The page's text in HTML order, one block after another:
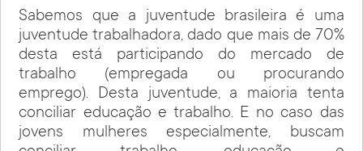
Sabemos que a juventude brasileira é uma
juventude trabalhadora, dado que mais de 70%
desta está participando do mercado de
trabalho (empregada ou procurando
emprego). Desta juventude, a maioria tenta
conciliar educação e trabalho. E no caso das
jovens mulheres especialmente, buscam